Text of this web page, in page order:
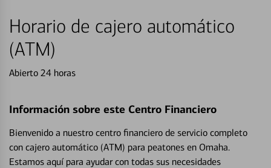
Horario de cajero automático
(ATM)
Abierto 24 horas
Información sobre este Centro Financiero
Bienvenido a nuestro centro financiero de servicio completo
con cajero automático (ATM) para peatones en Omaha.
Estamos aquí para ayudar con todas sus necesidades